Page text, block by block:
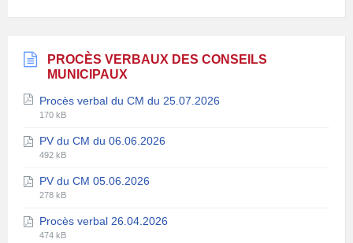
PROCÈS VERBAUX DES CONSEILS
MUNICIPAUX
Procès verbal du CM du 25.07.2026
Extension
fichier:
pdf
Taille
fichier:
170 kB
PV du CM du 06.06.2026
Extension
fichier:
pdf
Taille
fichier:
492 kB
PV du CM 05.06.2026
Extension
fichier:
pdf
Taille
fichier:
278 kB
Procès verbal 26.04.2026
Extension
Taille
474 kB